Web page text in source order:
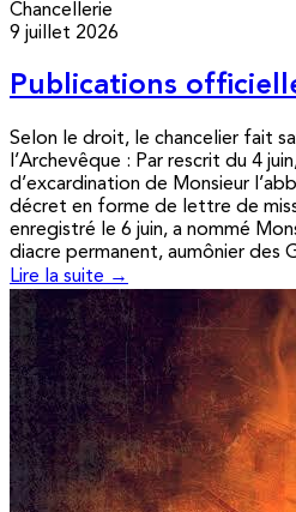
Chancellerie
9 juillet 2026
Publications
Selon le droit, le chancelier fait
l’Archevêque : Par rescrit du 4
d’excardination de Monsieur
décret en forme de lettre de
enregistré le 6 juin, a nommé
diacre permanent, aumônier des
Lire la suite →